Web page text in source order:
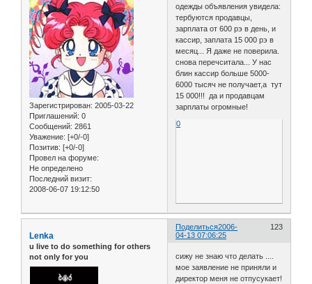
Зарегистрирован: 2005-03-22
Приглашений: 0
Сообщений: 2861
Уважение: [+0/-0]
Позитив: [+0/-0]
Провел на форуме:
Не определено
Последний визит:
2008-06-07 19:12:50
одежды объявления увидела:
тербуются продавцы,
зарплата от 600 рэ в день, и
кассир, заплата 15 000 рэ в
месяц... Я даже не поверила.
снова перечситала... У нас
блин кассир больше 5000-
6000 тысяч не получает,а тут
15 000!!! да и продавцам
зарплаты огромные!
0
Поделиться 123
2006-
04-13 07:06:25
Lenka
u live to do something for others
not only for you
сижу не знаю что делать ....
мое заявление не приняли и
директор меня не отпусукает!